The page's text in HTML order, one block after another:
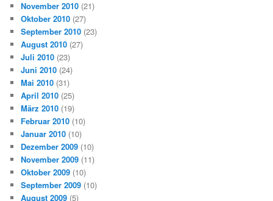
November 2010 (21)
Oktober 2010 (27)
September 2010 (23)
August 2010 (27)
Juli 2010 (23)
Juni 2010 (24)
Mai 2010 (31)
April 2010 (25)
März 2010 (19)
Februar 2010 (10)
Januar 2010 (10)
Dezember 2009 (10)
November 2009 (11)
Oktober 2009 (10)
September 2009 (10)
August 2009 (5)